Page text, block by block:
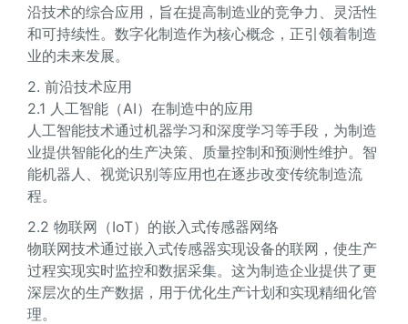
沿技术的综合应用，旨在提高制造业的竞争力、灵活性
和可持续性。数字化制造作为核心概念，正引领着制造
业的未来发展。
2. 前沿技术应用
2.1 人工智能（AI）在制造中的应用
人工智能技术通过机器学习和深度学习等手段，为制造
业提供智能化的生产决策、质量控制和预测性维护。智
能机器人、视觉识别等应用也在逐步改变传统制造流
程。
2.2 物联网（IoT）的嵌入式传感器网络
物联网技术通过嵌入式传感器实现设备的联网，使生产
过程实现实时监控和数据采集。这为制造企业提供了更
深层次的生产数据，用于优化生产计划和实现精细化管
理。